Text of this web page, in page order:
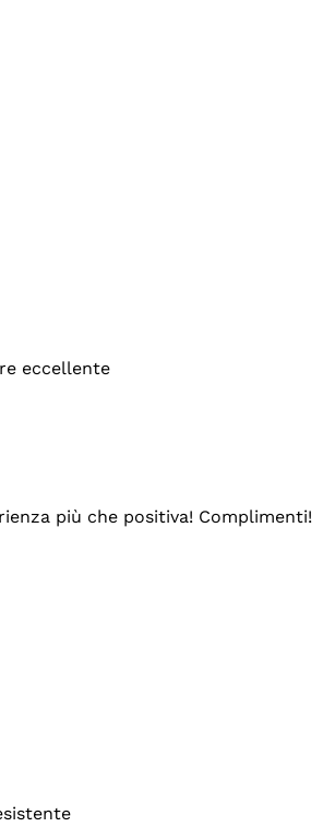
eccellente
più che positiva! Complimenti!